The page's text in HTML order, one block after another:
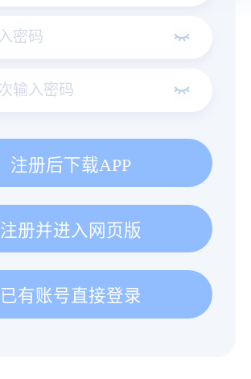
注册后下载APP
注册并进入网页版
已有账号直接登录